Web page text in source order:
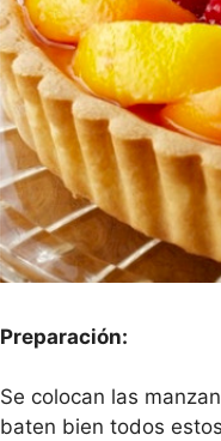
Preparación:
Se colocan las
baten bien todos